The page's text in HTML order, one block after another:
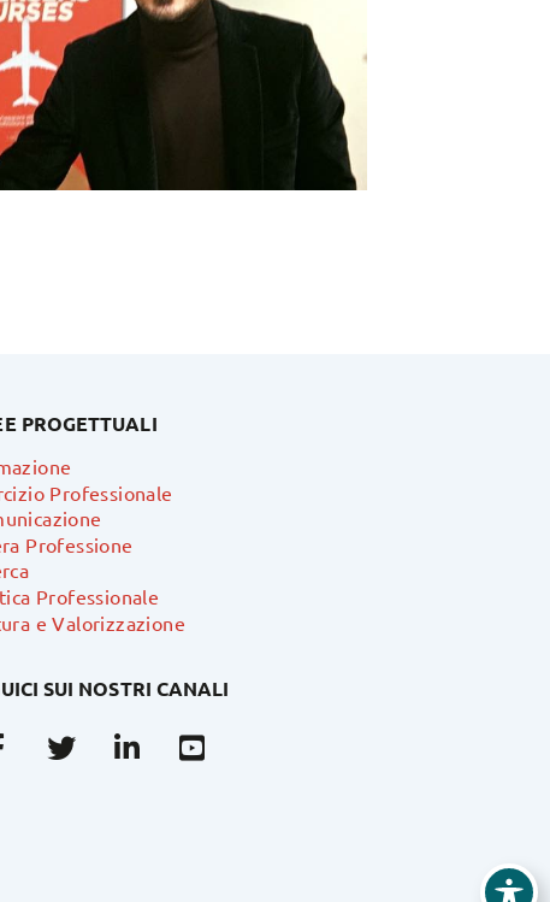
PROGETTUALI
Professionale
Professione
Professionale
e Valorizzazione
SUI NOSTRI CANALI
FacebookTwitterLinkedin